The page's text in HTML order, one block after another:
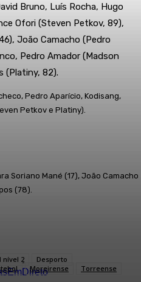
Bruno, Luís Rocha, Hugo
Ofori (Steven Petkov, 89),
João Camacho (Pedro
Pedro Amador (Madson
(Platiny, 82).
Pedro Aparício, Kodisang,
Petkov e Platiny).
Soriano Mané (17), João Camacho
(78).
nível 2
Desporto
Moreirense
Torreense